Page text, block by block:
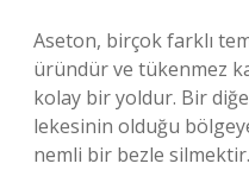
Aseton, birçok farklı
üründür ve tükenmez
kolay bir yoldur. Bir
lekesinin olduğu
nemli bir bezle silmektir.